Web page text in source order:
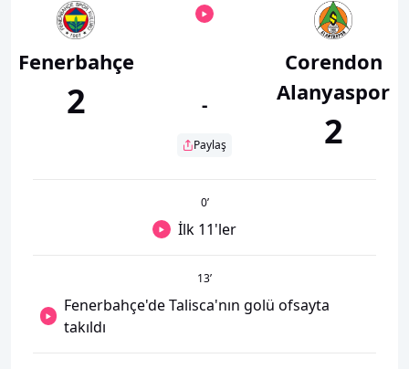
Fenerbahçe
2 -
Paylaş
Corendon
Alanyaspor
2
0’
İlk 11'ler
13’
Fenerbahçe'de Talisca'nın golü ofsayta
takıldı